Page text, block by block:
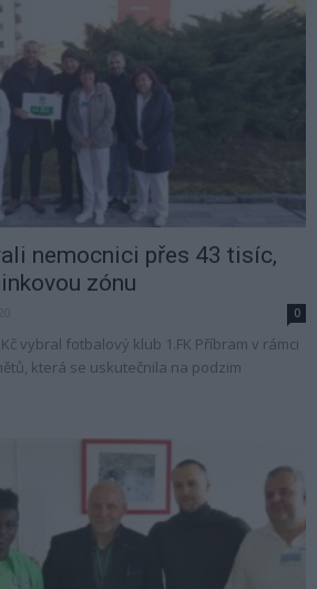
nemocnici přes 43 tisíc,
zónu
0
Kč vybral fotbalový klub 1.FK Příbram v rámci
která se uskutečnila na podzim